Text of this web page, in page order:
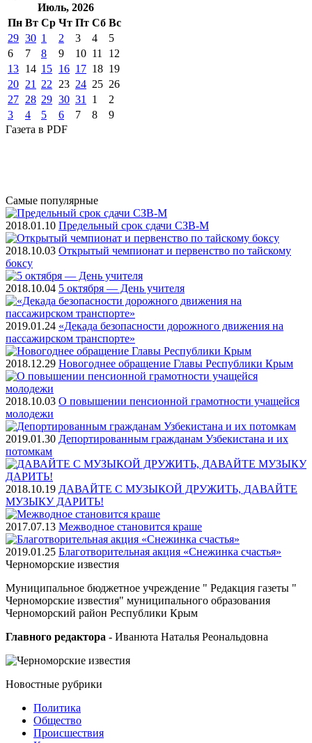
Июль, 2026
Пн Вт Ср Чт Пт Cб Вс
29 30 1 2 3 4
5
6
7 8 9 10 11
12
13 14 15 16 17 18 19
20 21 22 23 24 25 26
27 28 29 30 31 1
2
3
4 5 6 7 8
9
Газета в PDF
Самые популярные
2018.01.10 Предельный срок сдачи СЗВ-М
2018.10.03 Открытый чемпионат и первенство по тайскому
боксу
2018.10.04 5 октября — День учителя
2019.01.24 «Декада безопасности дорожного движения на
пассажирском транспорте»
2018.12.29 Новогоднее обращение Главы Республики Крым
2018.10.03 О повышении пенсионной грамотности учащейся
молодежи
2019.01.30 Депортированным гражданам Узбекистана и их
потомкам
2018.10.19 ДАВАЙТЕ С МУЗЫКОЙ ДРУЖИТЬ, ДАВАЙТЕ
МУЗЫКУ ДАРИТЬ!
2017.07.13 Межводное становится краше
2019.01.25 Благотворительная акция «Снежинка счастья»
Черноморские известия
Муниципальное бюджетное учреждение " Редакция газеты "
Черноморские известия" муниципального образования
Черноморский район Республики Крым
Главного редактора - Иванюта Наталья Реональдовна
Новостные рубрики
Политика
Общество
Проиcшествия